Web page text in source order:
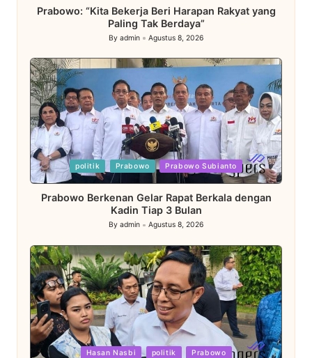
Prabowo: “Kita Bekerja Beri Harapan Rakyat yang
Paling Tak Berdaya”
Posted
by
By admin Agustus 8, 2026
Posted
in
politik Prabowo Prabowo Subianto
Prabowo Berkenan Gelar Rapat Berkala dengan
Kadin Tiap 3 Bulan
Posted
By admin Agustus 8, 2026
Posted
Hasan Nasbi politik Prabowo